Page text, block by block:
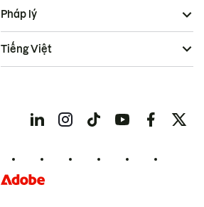
Pháp lý
Tiếng Việt